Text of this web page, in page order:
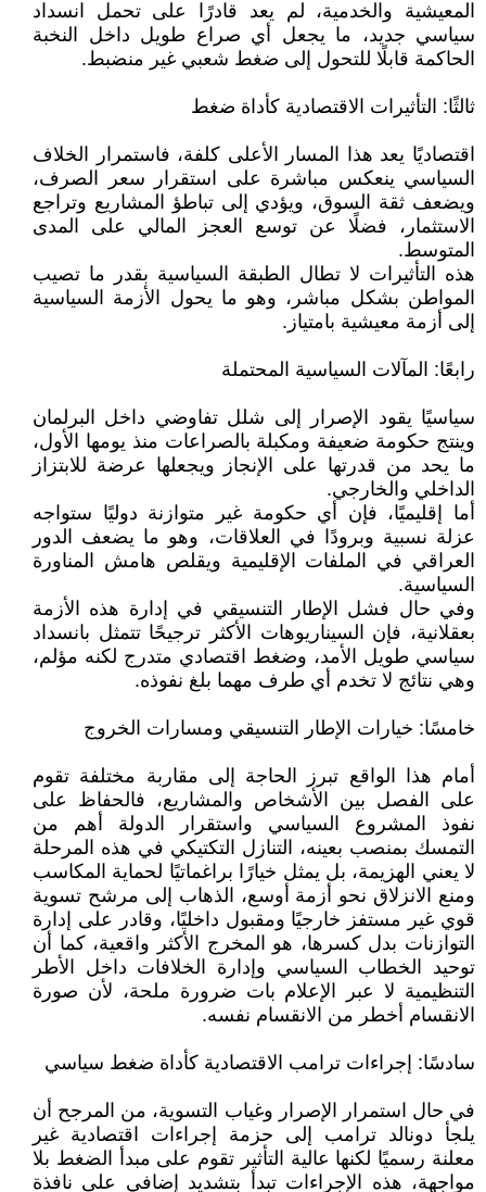
المعيشية والخدمية، لم يعد قادرًا على تحمل انسداد
سياسي جديد، ما يجعل أي صراع طويل داخل النخبة
الحاكمة قابلًا للتحول إلى ضغط شعبي غير منضبط.
ثالثًا: التأثيرات الاقتصادية كأداة ضغط
اقتصاديًا يعد هذا المسار الأعلى كلفة، فاستمرار الخلاف
السياسي ينعكس مباشرة على استقرار سعر الصرف،
ويضعف ثقة السوق، ويؤدي إلى تباطؤ المشاريع وتراجع
الاستثمار، فضلًا عن توسع العجز المالي على المدى
المتوسط.
هذه التأثيرات لا تطال الطبقة السياسية بقدر ما تصيب
المواطن بشكل مباشر، وهو ما يحول الأزمة السياسية
إلى أزمة معيشية بامتياز.
رابعًا: المآلات السياسية المحتملة
سياسيًا يقود الإصرار إلى شلل تفاوضي داخل البرلمان
وينتج حكومة ضعيفة ومكبلة بالصراعات منذ يومها الأول،
ما يحد من قدرتها على الإنجاز ويجعلها عرضة للابتزاز
الداخلي والخارجي.
أما إقليميًا، فإن أي حكومة غير متوازنة دوليًا ستواجه
عزلة نسبية وبرودًا في العلاقات، وهو ما يضعف الدور
العراقي في الملفات الإقليمية ويقلص هامش المناورة
السياسية.
وفي حال فشل الإطار التنسيقي في إدارة هذه الأزمة
بعقلانية، فإن السيناريوهات الأكثر ترجيحًا تتمثل بانسداد
سياسي طويل الأمد، وضغط اقتصادي متدرج لكنه مؤلم،
وهي نتائج لا تخدم أي طرف مهما بلغ نفوذه.
خامسًا: خيارات الإطار التنسيقي ومسارات الخروج
أمام هذا الواقع تبرز الحاجة إلى مقاربة مختلفة تقوم
على الفصل بين الأشخاص والمشاريع، فالحفاظ على
نفوذ المشروع السياسي واستقرار الدولة أهم من
التمسك بمنصب بعينه، التنازل التكتيكي في هذه المرحلة
لا يعني الهزيمة، بل يمثل خيارًا براغماتيًا لحماية المكاسب
ومنع الانزلاق نحو أزمة أوسع، الذهاب إلى مرشح تسوية
قوي غير مستفز خارجيًا ومقبول داخليًا، وقادر على إدارة
التوازنات بدل كسرها، هو المخرج الأكثر واقعية، كما أن
توحيد الخطاب السياسي وإدارة الخلافات داخل الأطر
التنظيمية لا عبر الإعلام بات ضرورة ملحة، لأن صورة
الانقسام أخطر من الانقسام نفسه.
سادسًا: إجراءات ترامب الاقتصادية كأداة ضغط سياسي
في حال استمرار الإصرار وغياب التسوية، من المرجح أن
يلجأ دونالد ترامب إلى حزمة إجراءات اقتصادية غير
معلنة رسميًا لكنها عالية التأثير تقوم على مبدأ الضغط بلا
مواجهة، هذه الإجراءات تبدأ بتشديد إضافي على نافذة